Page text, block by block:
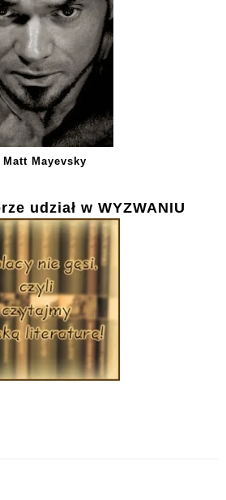
Matt Mayevsky
udział w WYZWANIU